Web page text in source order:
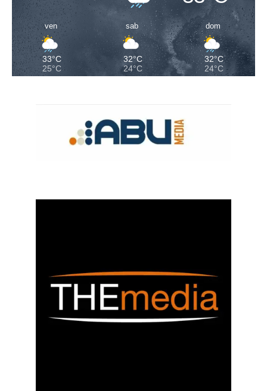
ven
33°C
25°C
sab
32°C
24°C
dom
32°C
24°C